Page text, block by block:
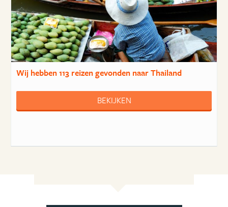
Wij hebben113 reizengevonden naar Thailand
BEKIJKEN